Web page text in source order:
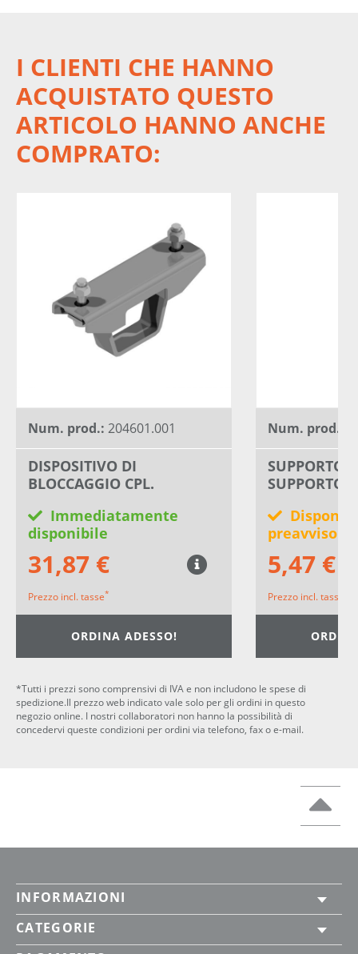
I CLIENTI CHE HANNO
ACQUISTATO QUESTO
ARTICOLO HANNO ANCHE
COMPRATO:
Num. prod.: 204601.001
DISPOSITIVO DI
BLOCCAGGIO CPL.
Immediatamente
disponibile
31,87 €
Prezzo incl. tasse*
ORDINA ADESSO!
Num. prod.:
SUPPORTO
SUPPORTO
preavviso
5,47 €
Prezzo incl. tasse
*Tutti i prezzi sono comprensivi di IVA e non includono le spese di
spedizione.Il prezzo web indicato vale solo per gli ordini in questo
negozio online. I nostri collaboratori non hanno la possibilità di
concedervi queste condizioni per ordini via telefono, fax o e-mail.
INFORMAZIONI
CATEGORIE